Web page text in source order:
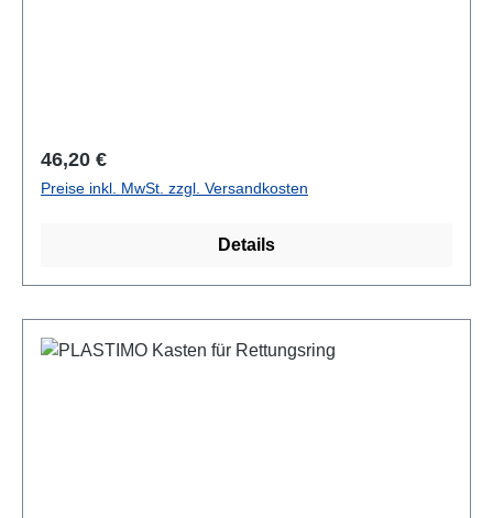
Regulärer Preis:
46,20 €
Preise inkl. MwSt. zzgl. Versandkosten
Details